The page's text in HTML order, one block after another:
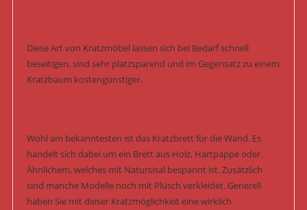
Diese Art von Kratzmöbel lassen sich bei Bedarf schnell
beseitigen, sind sehr platzsparend und im Gegensatz zu einem
Kratzbaum kostengünstiger.
Wohl am bekanntesten ist das Kratzbrett für die Wand. Es
handelt sich dabei um ein Brett aus Holz, Hartpappe oder
Ähnlichem, welches mit Natursisal bespannt ist. Zusätzlich
sind manche Modelle noch mit Plüsch verkleidet. Generell
haben Sie mit dieser Kratzmöglichkeit eine wirklich